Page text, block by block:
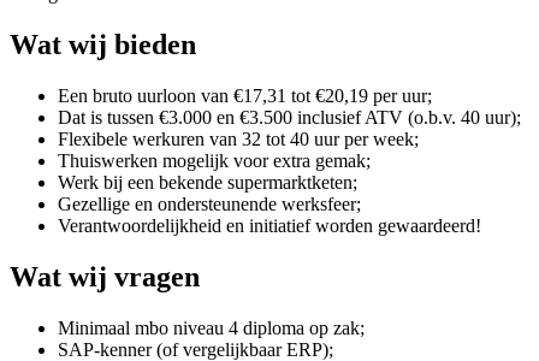
Wat wij bieden
Een bruto uurloon van €17,31 tot €20,19 per uur;
Dat is tussen €3.000 en €3.500 inclusief ATV (o.b.v. 40 uur);
Flexibele werkuren van 32 tot 40 uur per week;
Thuiswerken mogelijk voor extra gemak;
Werk bij een bekende supermarktketen;
Gezellige en ondersteunende werksfeer;
Verantwoordelijkheid en initiatief worden gewaardeerd!
Wat wij vragen
Minimaal mbo niveau 4 diploma op zak;
SAP-kenner (of vergelijkbaar ERP);